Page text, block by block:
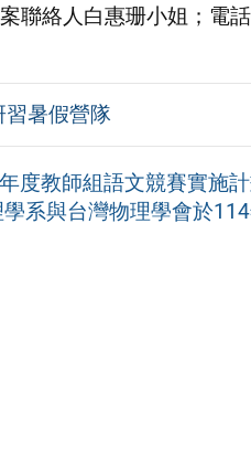
聯絡人白惠珊小姐；電
暑假營隊
年度教師組語文競賽實施
系與台灣物理學會於